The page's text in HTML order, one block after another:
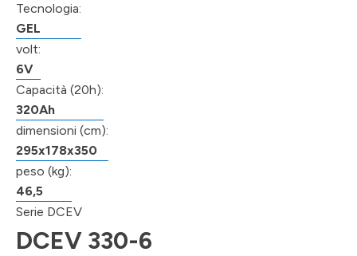
Tecnologia:
GEL
volt:
6V
Capacità (20h):
320Ah
dimensioni (cm):
295x178x350
peso (kg):
46,5
Serie DCEV
DCEV 330-6